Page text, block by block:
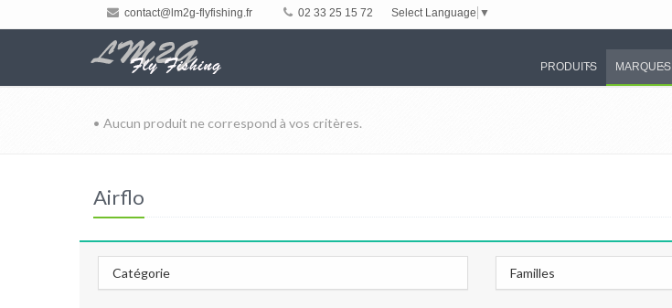
contact@lm2g-flyfishing.fr 02 33 25 15 72 Select Language ▼
PRODUITS MARQUES
• Aucun produit ne correspond à vos critères.
Airflo
Catégorie Familles